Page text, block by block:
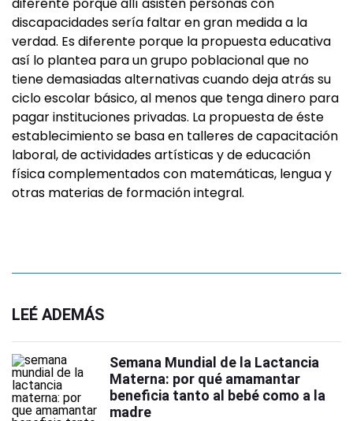
discapacidades sería faltar en gran medida a la
verdad. Es diferente porque la propuesta educativa
así lo plantea para un grupo poblacional que no
tiene demasiadas alternativas cuando deja atrás su
ciclo escolar básico, al menos que tenga dinero para
pagar instituciones privadas. La propuesta de éste
establecimiento se basa en talleres de capacitación
laboral, de actividades artísticas y de educación
física complementados con matemáticas, lengua y
otras materias de formación integral.
LEÉ ADEMÁS
Semana Mundial de la Lactancia
Materna: por qué amamantar
beneficia tanto al bebé como a la
madre